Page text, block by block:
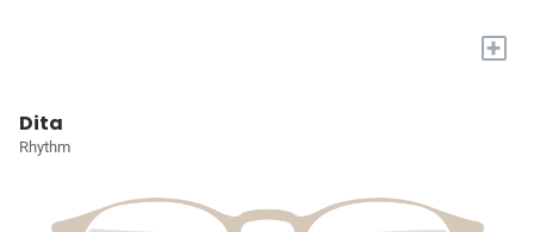
+
Dita
Rhythm